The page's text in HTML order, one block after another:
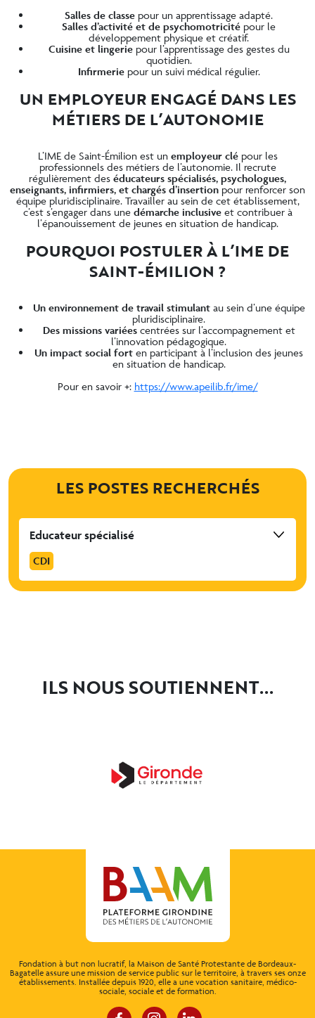
Salles de classe pour un apprentissage adapté.
Salles d’activité et de psychomotricité pour le
développement physique et créatif.
Cuisine et lingeriepour l’apprentissage des gestes du
quotidien.
Infirmeriepour un suivi médical régulier.
UN EMPLOYEUR ENGAGÉ DANS LES
MÉTIERS DE L’AUTONOMIE
L’IME de Saint-Émilion est un employeur clépour les
professionnels des métiers de l’autonomie. Il recrute
régulièrement des éducateurs spécialisés, psychologues,
enseignants, infirmiers, et chargés d’insertionpour renforcer son
équipe pluridisciplinaire. Travailler au sein de cet établissement,
c’est s’engager dans une démarche inclusiveet contribuer à
l’épanouissement de jeunes en situation de handicap.
POURQUOI POSTULER À L’IME DE
SAINT-ÉMILION ?
Un environnement de travail stimulantau sein d’une équipe
pluridisciplinaire.
Des missions variéescentrées sur l’accompagnement et
l’innovation pédagogique.
Un impact social fort en participant à l’inclusion des jeunes
en situation de handicap.
Pour en savoir +: https://www.apeilib.fr/ime/
LES POSTES RECHERCHÉS
Educateur spécialisé
CDI
ILS NOUS SOUTIENNENT...
Fondation à but non lucratif, la Maison de Santé Protestante de Bordeaux-
Bagatelle assure une mission de service public sur le territoire, à travers ses onze
établissements. Installée depuis 1920, elle a une vocation sanitaire, médico-
sociale, sociale et de formation.